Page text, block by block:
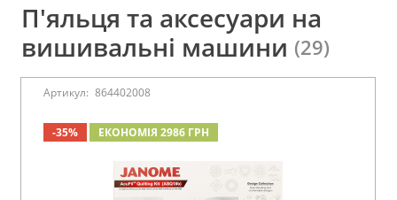
П'яльця та аксесуари на
вишивальні машини (29)
Артикул: 864402008
-35% ЕКОНОМІЯ 2986 ГРН